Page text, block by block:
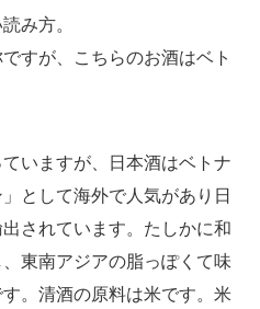
み方。
すが、こちらのお酒はベト
いますが、日本酒はベトナ
として海外で人気があり日
されています。たしかに和
東南アジアの脂っぽくて味
。清酒の原料は米です。米